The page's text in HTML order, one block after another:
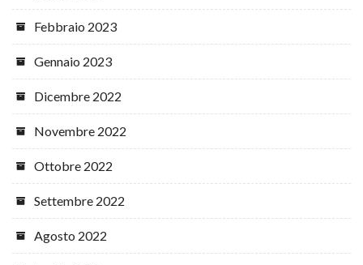
Febbraio 2023
Gennaio 2023
Dicembre 2022
Novembre 2022
Ottobre 2022
Settembre 2022
Agosto 2022